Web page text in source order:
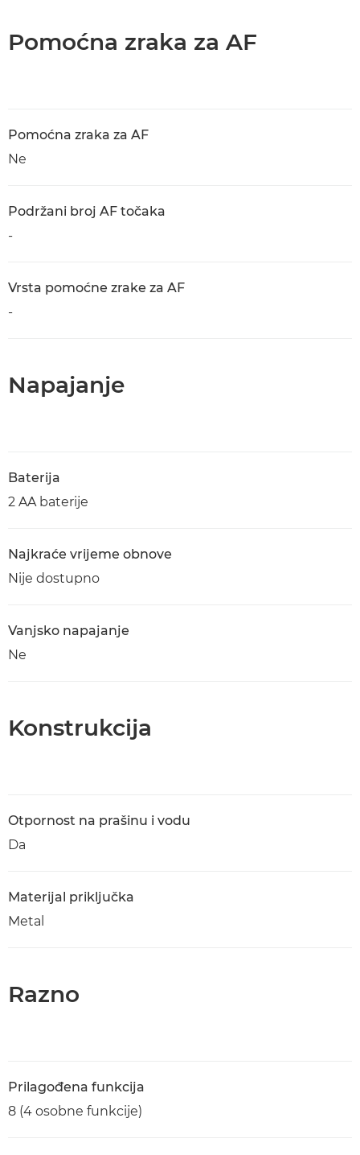
Pomoćna zraka za AF
Pomoćna zraka za AF
Ne
Podržani broj AF točaka
-
Vrsta pomoćne zrake za AF
-
Napajanje
Baterija
2 AA baterije
Najkraće vrijeme obnove
Nije dostupno
Vanjsko napajanje
Ne
Konstrukcija
Otpornost na prašinu i vodu
Da
Materijal priključka
Metal
Razno
Prilagođena funkcija
8 (4 osobne funkcije)